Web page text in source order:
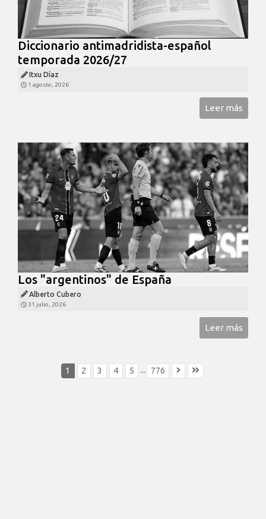
Diccionario antimadridista-español
temporada 2026/27
Itxu Díaz
1 agosto, 2026
Leer más
Los "argentinos" de España
Alberto Cubero
31 julio, 2026
Leer más
1 2 3 4 5 776